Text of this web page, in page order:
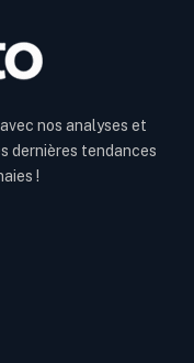
nos analyses et
dernières tendances
!